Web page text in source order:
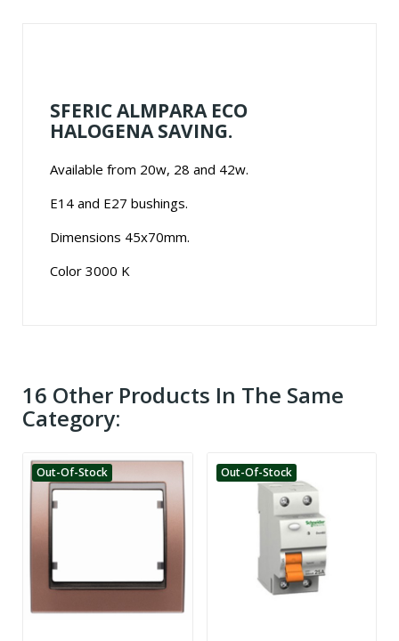
SFERIC ALMPARA ECO
HALOGENA SAVING.
Available from 20w, 28 and 42w.
E14 and E27 bushings.
Dimensions 45x70mm.
Color 3000 K
16 Other Products In The Same
Category:
Out-Of-Stock Out-Of-Stock